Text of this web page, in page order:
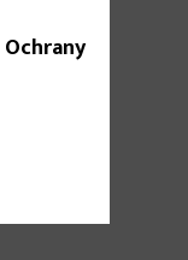
Ochrany